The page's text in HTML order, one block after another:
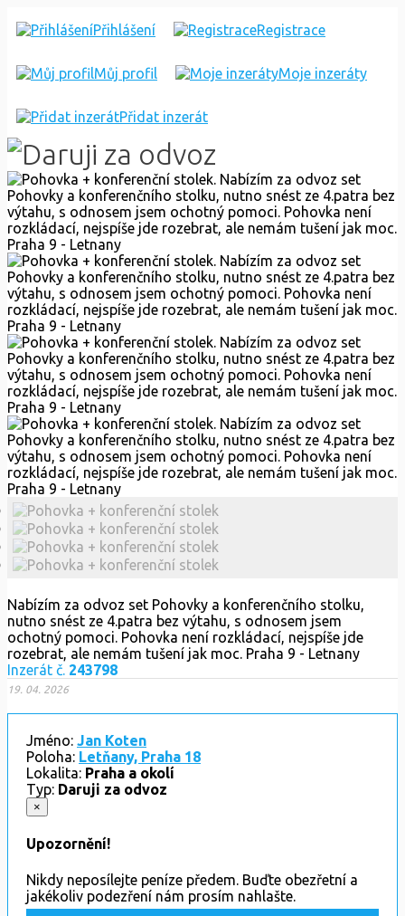
Přihlášení Registrace
Můj profil Moje inzeráty
Přidat inzerát
POHOVKA
KONFERENČNÍ
Nabízím za odvoz set Pohovky a konferenčního stolku,
nutno snést ze 4.patra bez výtahu, s odnosem jsem
ochotný pomoci. Pohovka není rozkládací, nejspíše jde
rozebrat, ale nemám tušení jak moc. Praha 9 - Letnany
Inzerát č. 243798
19. 04. 2026
Jméno: Jan Koten
Poloha: Letňany, Praha 18
Lokalita: Praha a okolí
Typ: Daruji za odvoz
×
Upozornění!
Nikdy neposílejte peníze předem. Buďte obezřetní a
jakékoliv podezření nám prosím nahlašte.